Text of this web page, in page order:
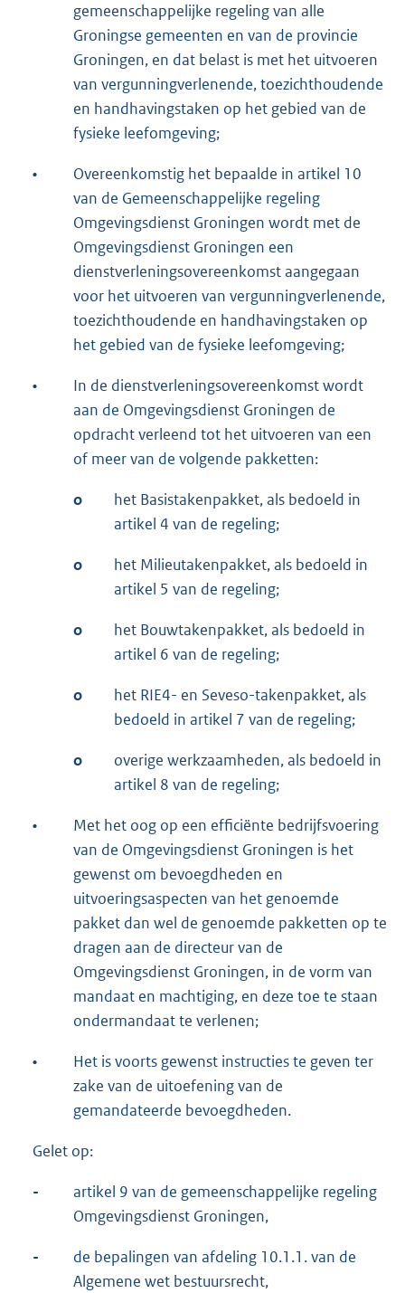
gemeenschappelijke regeling van alle
Groningse gemeenten en van de provincie
Groningen, en dat belast is met het uitvoeren
van vergunningverlenende, toezichthoudende
en handhavingstaken op het gebied van de
fysieke leefomgeving;
•
Overeenkomstig het bepaalde in artikel 10
van de Gemeenschappelijke regeling
Omgevingsdienst Groningen wordt met de
Omgevingsdienst Groningen een
dienstverleningsovereenkomst aangegaan
voor het uitvoeren van vergunningverlenende,
toezichthoudende en handhavingstaken op
het gebied van de fysieke leefomgeving;
•
In de dienstverleningsovereenkomst wordt
aan de Omgevingsdienst Groningen de
opdracht verleend tot het uitvoeren van een
of meer van de volgende pakketten:
o
het Basistakenpakket, als bedoeld in
artikel 4 van de regeling;
o
het Milieutakenpakket, als bedoeld in
artikel 5 van de regeling;
o
het Bouwtakenpakket, als bedoeld in
artikel 6 van de regeling;
o
het RIE4- en Seveso-takenpakket, als
bedoeld in artikel 7 van de regeling;
o
overige werkzaamheden, als bedoeld in
artikel 8 van de regeling;
•
Met het oog op een efficiënte bedrijfsvoering
van de Omgevingsdienst Groningen is het
gewenst om bevoegdheden en
uitvoeringsaspecten van het genoemde
pakket dan wel de genoemde pakketten op te
dragen aan de directeur van de
Omgevingsdienst Groningen, in de vorm van
mandaat en machtiging, en deze toe te staan
ondermandaat te verlenen;
•
Het is voorts gewenst instructies te geven ter
zake van de uitoefening van de
gemandateerde bevoegdheden.
Gelet op:
-
artikel 9 van de gemeenschappelijke regeling
Omgevingsdienst Groningen,
-
de bepalingen van afdeling 10.1.1. van de
Algemene wet bestuursrecht,